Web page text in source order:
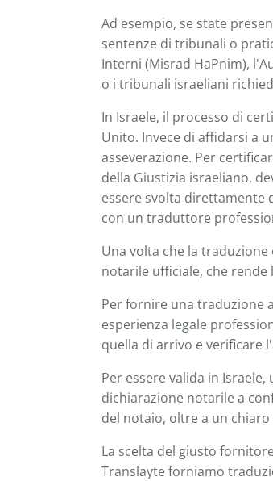
Ad esempio, se state
sentenze di tribunali o
Interni (Misrad HaPnim),
o i tribunali israeliani
In Israele, il processo di
Unito. Invece di affidarsi a
asseverazione. Per
della Giustizia israeliano,
essere svolta direttamente
con un traduttore
Una volta che la
notarile ufficiale, che rende
Per fornire una traduzione
esperienza legale
quella di arrivo e verificare
Per essere valida in
dichiarazione notarile a
del notaio, oltre a un
La scelta del giusto
Translayte forniamo